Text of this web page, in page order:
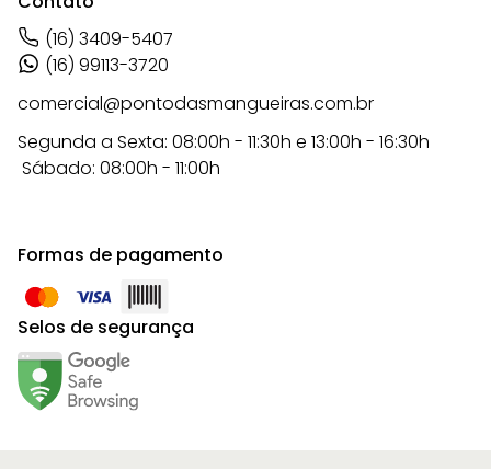
(16) 3409-5407
(16) 99113-3720
comercial@pontodasmangueiras.com.br
Segunda a Sexta: 08:00h - 11:30h e 13:00h - 16:30h
Sábado: 08:00h - 11:00h
Formas de pagamento
Selos de segurança